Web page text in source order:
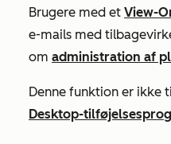
Brugere med et View-
e-mails med
om administration af
Denne funktion er ikke
Desktop-